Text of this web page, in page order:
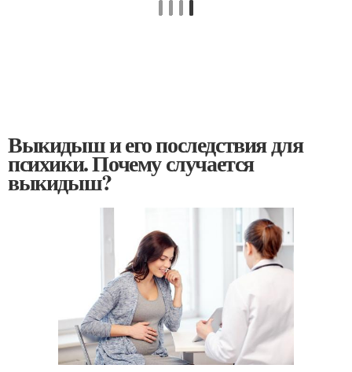
Выкидыш и его последствия для
психики. Почему случается
выкидыш?